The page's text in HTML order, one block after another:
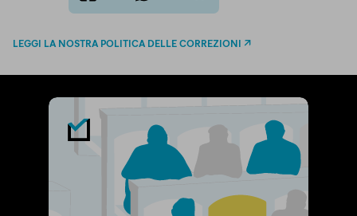
bluesky
LEGGI LA NOSTRA POLITICA DELLE CORREZIONI